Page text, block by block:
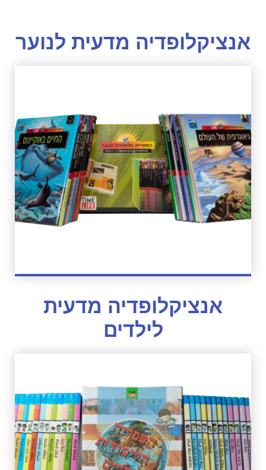
אנציקלופדיה מדעית לנוער
לחץ כאן
אנציקלופדיה מדעית
לילדים
לחץ כאן